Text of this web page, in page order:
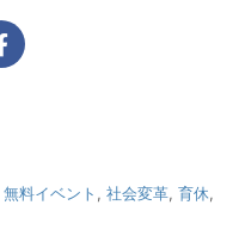
無料イベント , 社会変革, 育休,